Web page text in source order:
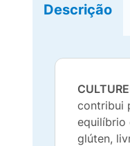
Descrição
contribui
equilíbrio
glúten,